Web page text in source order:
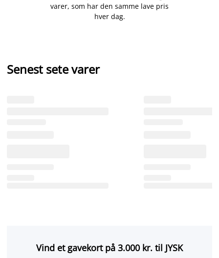
varer, som har den samme lave pris
hver dag.
Senest sete varer
Vind et gavekort på 3.000 kr. til JYSK